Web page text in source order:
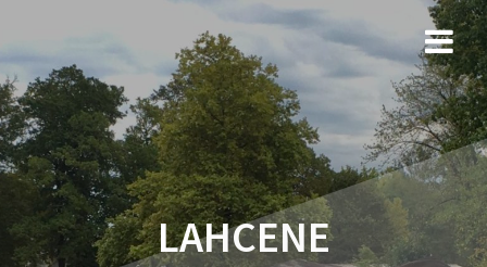
LAHCENE